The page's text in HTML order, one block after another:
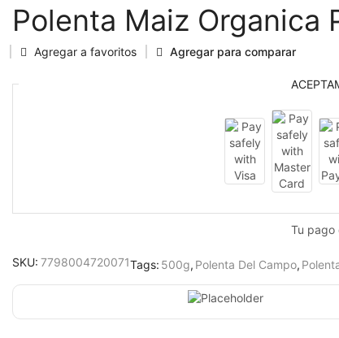
Polenta Maiz Organica
Agregar a favoritos Agregar para comparar
Tu pago
SKU: 7798004720071Tags: 500g, Polenta Del Campo,